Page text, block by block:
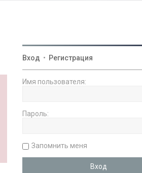
Вход • Регистрация
Имя пользователя:
Пароль:
Запомнить меня